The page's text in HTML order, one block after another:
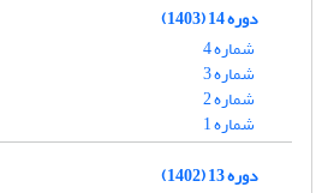
دوره 14 (1403)
شماره 4
شماره 3
شماره 2
شماره 1
دوره 13 (1402)